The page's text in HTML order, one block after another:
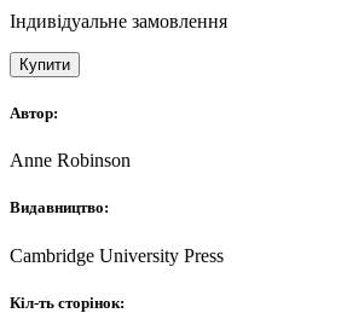
Індивідуальне замовлення
Купити
Автор:
Anne Robinson
Видавництво:
Cambridge University Press
Кіл-ть сторінок: